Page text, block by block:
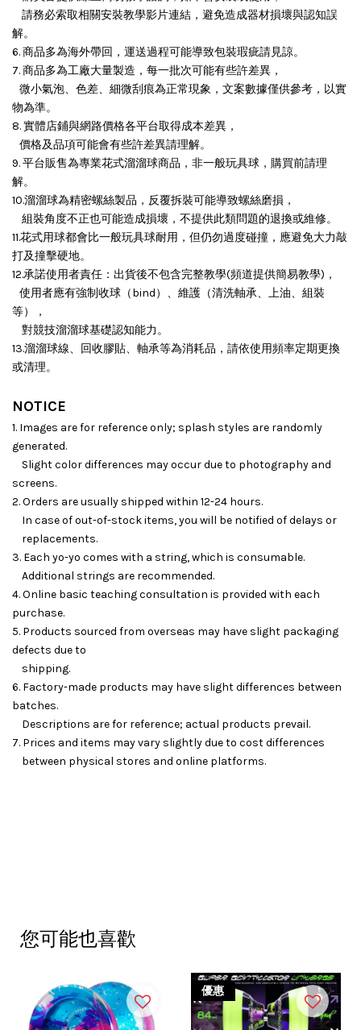
請務必索取相關安裝教學影片連結，避免造成器材損壞與認知誤
解。
6. 商品多為海外帶回，運送過程可能導致包裝瑕疵請見諒。
7. 商品多為工廠大量製造，每一批次可能有些許差異，
微小氣泡、色差、細微刮痕為正常現象，文案數據僅供參考，以實
物為準。
8. 實體店鋪與網路價格各平台取得成本差異，
價格及品項可能會有些許差異請理解。
9. 平台販售為專業花式溜溜球商品，非一般玩具球，購買前請理
解。
10.溜溜球為精密螺絲製品，反覆拆裝可能導致螺絲磨損，
組裝角度不正也可能造成損壞， 不提供此類問題的退換或維修。
11.花式用球都會比一般玩具球耐用，但仍勿過度碰撞，應避免大力敲
打及撞擊硬地。
12.承諾使用者責任：出貨後不包含完整教學(頻道提供簡易教學)，
使用者應有強制收球（bind）、維護（清洗軸承、上油、組裝
等），
對競技溜溜球基礎認知能力。
13.溜溜球線、回收膠貼、軸承等為消耗品，請依使用頻率定期更換
或清理。
NOTICE
1. Images are for reference only; splash styles are randomly
generated.
Slight color differences may occur due to photography and
screens.
2. Orders are usually shipped within 12-24 hours.
In case of out-of-stock items, you will be notified of delays or
replacements.
3. Each yo-yo comes with a string, which is consumable.
Additional strings are recommended.
4. Online basic teaching consultation is provided with each
purchase.
5. Products sourced from overseas may have slight packaging
defects due to
shipping.
6. Factory-made products may have slight differences between
batches.
Descriptions are for reference; actual products prevail.
7. Prices and items may vary slightly due to cost differences
between physical stores and online platforms.
您可能也喜歡
優惠